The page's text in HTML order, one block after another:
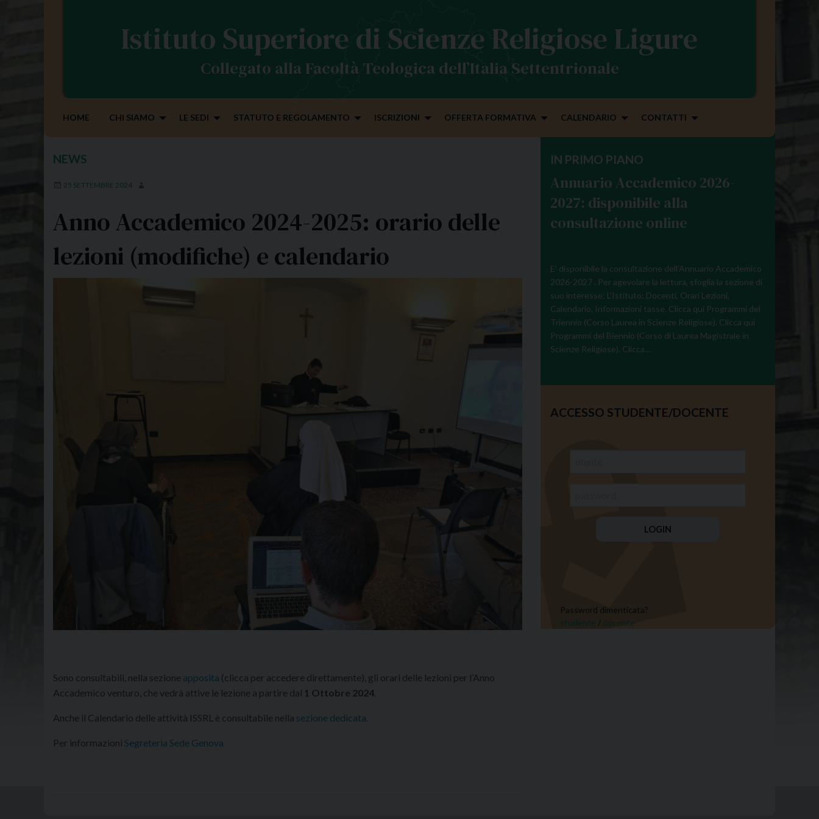
Istituto Superiore di Scienze Religiose Ligure
Collegato alla Facoltà Teologica dell’Italia Settentrionale
HOME CHI SIAMO LE SEDI STATUTO E REGOLAMENTO ISCRIZIONI OFFERTA FORMATIVA CALENDARIO CONTATTI
NEWS
25 SETTEMBRE 2024
Anno Accademico 2024-2025: orario delle
lezioni (modifiche) e calendario
Sono consultabili, nella sezione apposita (clicca per accedere direttamente), gli orari delle lezioni per l’Anno
Accademico venturo, che vedrà attive le lezione a partire dal 1 Ottobre 2024.
Anche il Calendario delle attività ISSRL è consultabile nella sezione dedicata.
Per informazioni Segreteria Sede Genova
IN PRIMO PIANO
Annuario Accademico 2026-
2027: disponibile alla
consultazione online
E’ disponibile la consultazione dell’Annuario Accademico
2026-2027 . Per agevolare la lettura, sfoglia la sezione di
suo interesse: L’Istituto: Docenti, Orari Lezioni,
Calendario, Informazioni tasse. Clicca qui Programmi del
Triennio (Corso Laurea in Scienze Religiose). Clicca qui
Programmi del Biennio (Corso di Laurea Magistrale in
Scienze Religiose). Clicca…
ACCESSO STUDENTE/DOCENTE
Password dimenticata?
studente / docente